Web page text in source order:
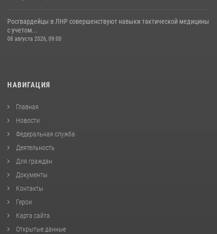
Росгвардейцы в ЛНР совершенствуют навыки тактической медицины
с учетом...
08 августа 2026, 09:00
НАВИГАЦИЯ
Главная
Новости
Федеральная служба
Деятельность
Для граждан
Документы
Контакты
Герои
Карта сайта
Открытые данные